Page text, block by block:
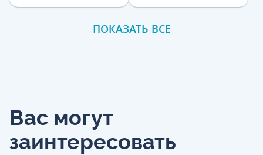
ПОКАЗАТЬ ВСЕ
Вас могут
заинтересовать